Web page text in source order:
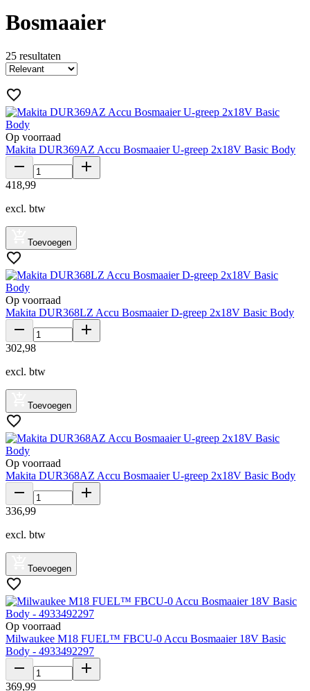
Bosmaaier
25 resultaten
Op voorraad
Makita DUR369AZ Accu Bosmaaier U-greep 2x18V Basic Body
418,99
excl. btw
Toevoegen
Op voorraad
Makita DUR368LZ Accu Bosmaaier D-greep 2x18V Basic Body
302,98
excl. btw
Toevoegen
Op voorraad
Makita DUR368AZ Accu Bosmaaier U-greep 2x18V Basic Body
336,99
excl. btw
Toevoegen
Op voorraad
Milwaukee M18 FUEL™ FBCU-0 Accu Bosmaaier 18V Basic
Body - 4933492297
369,99